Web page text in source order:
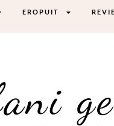
EROPUIT